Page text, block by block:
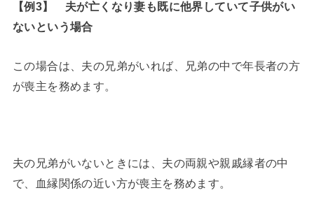
【例3】 夫が亡くなり妻も既に他界していて子供がい
ないという場合
この場合は、夫の兄弟がいれば、兄弟の中で年長者の方
が喪主を務めます。
夫の兄弟がいないときには、夫の両親や親戚縁者の中
で、血縁関係の近い方が喪主を務めます。